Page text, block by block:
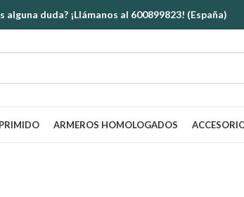
alguna duda? ¡Llámanos al 600899823! (España)
ARMEROS HOMOLOGADOS